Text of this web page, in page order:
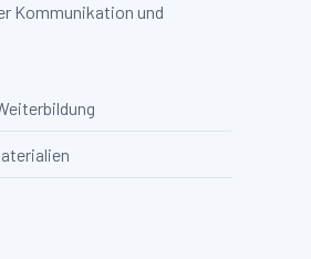
Kommunikation und